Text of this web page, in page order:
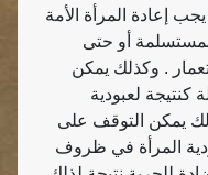
إعادة المرأة الأمة
أو حتى
. وكذلك يمكن
كنتيجة لعبودية
يمكن التوقف على
المرأة في ظروف